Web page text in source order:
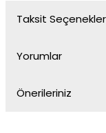
Taksit
Yorumlar
Önerileriniz